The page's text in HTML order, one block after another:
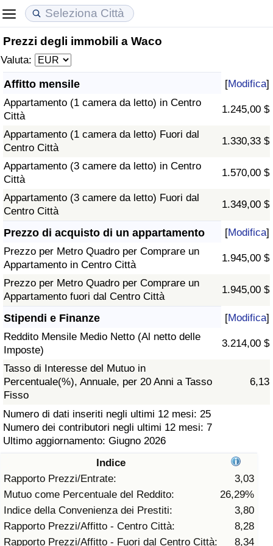
Prezzi degli immobili a Waco
Valuta:
Affitto mensile [Modifica]
Appartamento (1 camera da letto) in Centro
Città
1.245,00 $
Appartamento (1 camera da letto) Fuori dal
Centro Città
1.330,33 $
Appartamento (3 camere da letto) in Centro
Città
1.570,00 $
Appartamento (3 camere da letto) Fuori dal
Centro Città
1.349,00 $
Prezzo di acquisto di un appartamento [Modifica]
Prezzo per Metro Quadro per Comprare un
Appartamento in Centro Città
1.945,00 $
Prezzo per Metro Quadro per Comprare un
Appartamento fuori dal Centro Città
1.945,00 $
Stipendi e Finanze [Modifica]
Reddito Mensile Medio Netto (Al netto delle
Imposte)
3.214,00 $
Tasso di Interesse del Mutuo in
Percentuale(%), Annuale, per 20 Anni a Tasso
Fisso
6,13
Numero di dati inseriti negli ultimi 12 mesi: 25
Numero dei contributori negli ultimi 12 mesi: 7
Ultimo aggiornamento: Giugno 2026
Indice
Rapporto Prezzi/Entrate:
3,03
Mutuo come Percentuale del Reddito:
26,29%
Indice della Convenienza dei Prestiti:
3,80
Rapporto Prezzi/Affitto - Centro Città:
8,28
Rapporto Prezzi/Affitto - Fuori dal Centro Città:
8,34
Costo della vita
Indice Del Costo Della Vita (corrente)
Indice Del Costo Della Vita
Indice del Costo della Vita per Nazione
ad Aqaba
Prezzi degli immobili
Indice del Prezzo delle Case (Corrente)
Indice del Prezzo delle Case
Indice del Prezzo delle Case per Nazione
Qualità della Vita
Indice della Qualità della Vita
Indice della Qualità della Vita (Corrente)
Indice della qualità della vita per Paese
Criminalità
Indice del Tasso di Criminalità (Corrente)
Indice della Criminalità
Indice di criminalità per paese
Assistenza Sanitaria
Indice dell’Assistenza Sanitaria (Corrente)
Indice dell’Assistenza Sanitaria
Indice dell’Assistenza Sanitaria per
Nazione
Inquinamento
Indice dell’Inquinamento (Corrente)
Indice di inquinamento
Indice dell’Inquinamento per Nazione